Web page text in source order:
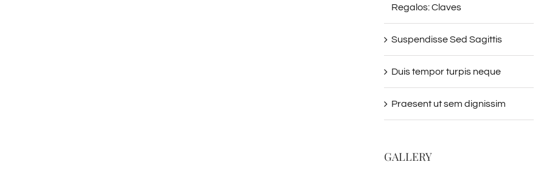
Regalos: Claves
Suspendisse Sed Sagittis
Duis tempor turpis neque
Praesent ut sem dignissim
GALLERY